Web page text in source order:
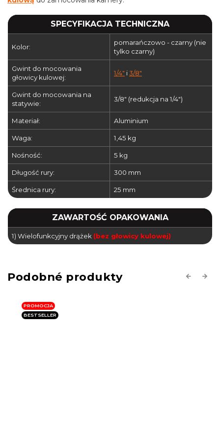
SPECYFIKACJA TECHNICZNA
Kolor:
pomarańczowo - czarny (nie
tylko czarny)
Gwint do mocowania
głowicy kulowej:
1/4" i3/8"
Gwint do mocowania na
statywie:
3/8" (redukcja na 1/4")
Materiał: Aluminium
Waga: 1,45 kg
Nośność: 5 kg
Długość rury: 300 mm
Średnica rury: 25 mm
ZAWARTOŚĆ OPAKOWANIA
1) Wielofunkcyjny drążek (bez głowicy kulowej)
Previous
PROMOCJA
BESTSELLER
Next